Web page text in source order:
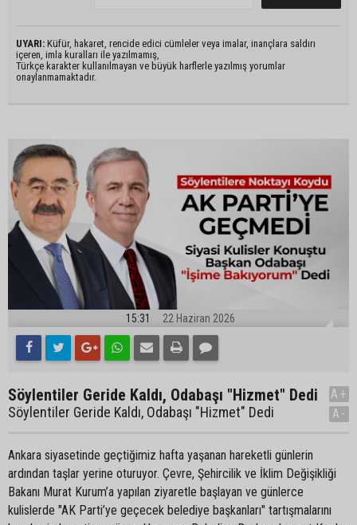
UYARI: Küfür, hakaret, rencide edici cümleler veya imalar, inançlara saldırı
içeren, imla kuralları ile yazılmamış,
Türkçe karakter kullanılmayan ve büyük harflerle yazılmış yorumlar
onaylanmamaktadır.
15:31 22 Haziran 2026
Söylentiler Geride Kaldı, Odabaşı "Hizmet" Dedi
Söylentiler Geride Kaldı, Odabaşı "Hizmet" Dedi
A+
A-
Ankara siyasetinde geçtiğimiz hafta yaşanan hareketli günlerin
ardından taşlar yerine oturuyor. Çevre, Şehircilik ve İklim Değişikliği
Bakanı Murat Kurum’a yapılan ziyaretle başlayan ve günlerce
kulislerde "AK Parti’ye geçecek belediye başkanları" tartışmalarını